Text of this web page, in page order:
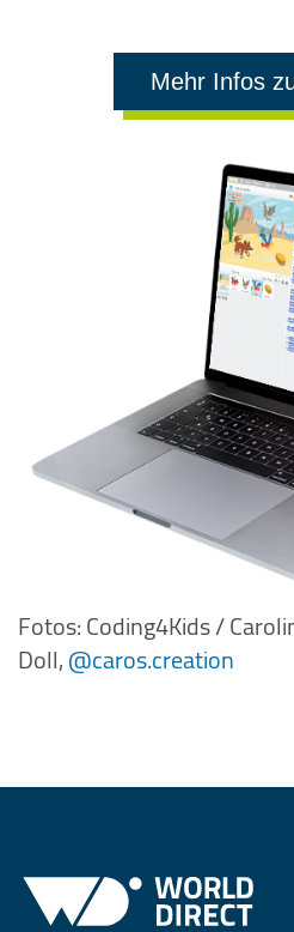
Mehr Infos
Fotos: Coding4Kids /
Doll,@caros.creation